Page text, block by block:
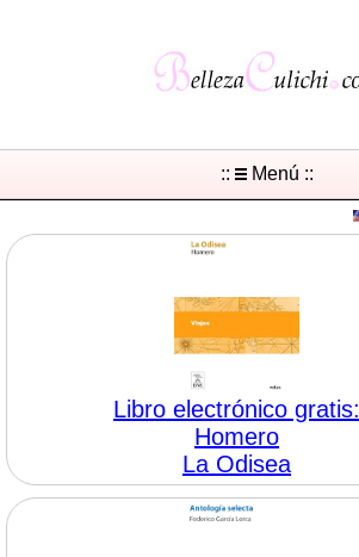
:: Menú ::
Libro electrónico gratis:
Homero
La Odisea